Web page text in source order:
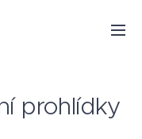
prohlídky